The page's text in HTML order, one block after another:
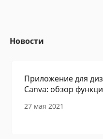
Новости
Приложение для
Canva: обзор
27 мая 2021